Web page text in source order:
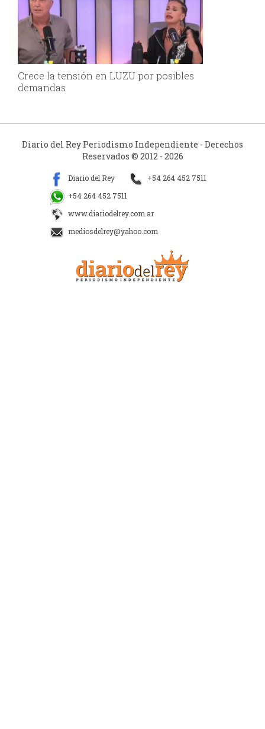
Crece la tensión en LUZU por posibles
demandas
Diario del Rey Periodismo Independiente - Derechos
Reservados © 2012 - 2026
Diario del Rey
+54 264 452 7511
+54 264 452 7511
www.diariodelrey.com.ar
mediosdelrey@yahoo.com